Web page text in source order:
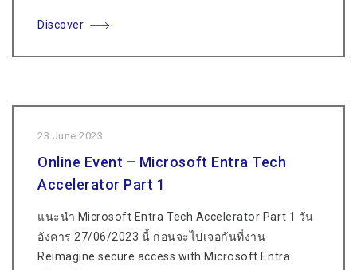
Discover
23 June 2023
Online Event – Microsoft Entra Tech
Accelerator Part 1
แนะนำ Microsoft Entra Tech Accelerator Part 1 วัน
อังคาร 27/06/2023 นี้ ก่อนจะไปเจอกันที่งาน
Reimagine secure access with Microsoft Entra